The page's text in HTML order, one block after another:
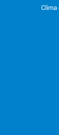
Clima